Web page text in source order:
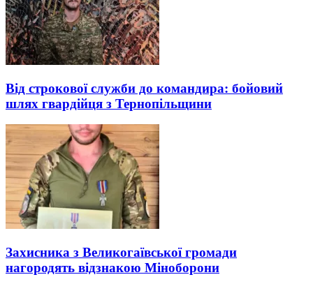
Від строкової служби до командира: бойовий
шлях гвардійця з Тернопільщини
Захисника з Великогаївської громади
нагородять відзнакою Міноборони